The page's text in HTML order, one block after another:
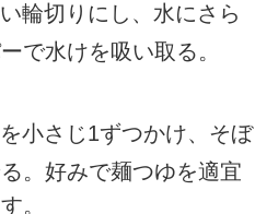
輪切りにし、水にさら
で水けを吸い取る。
小さじ1ずつかけ、そぼ
。好みで麺つゆを適宜
。